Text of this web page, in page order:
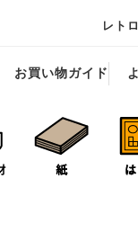
レト
お買い物ガイド